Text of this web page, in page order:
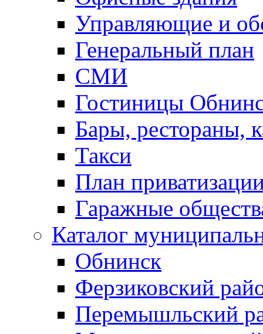
Управляющие и
Генеральный план
СМИ
Гостиницы
Бары, рестораны,
Такси
План
Гаражные
Каталог
Обнинск
Ферзиковский
Перемышльский